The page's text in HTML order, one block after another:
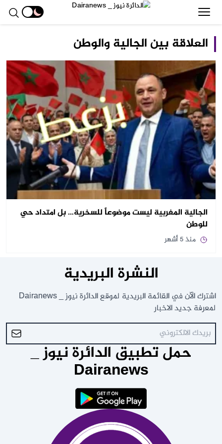
العلاقة بين الجالية والوطن
الجالية المغربية ليست موضوعاً للسخرية… بل امتداد حي
للوطن
منذ 5 أشهر
النشرة البريدية
اشترك الآن في القائمة البريدية لموقع الدائرة نيوز _ Dairanews
لمعرفة جديد الاخبار
حمل تطبيق الدائرة نيوز _
Dairanews